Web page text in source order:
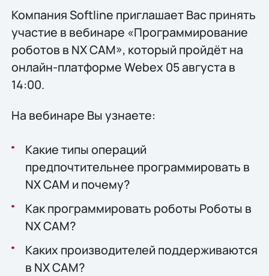
Компания Softline приглашает Вас принять
участие в вебинаре «Программирование
роботов в NX CAM», который пройдёт на
онлайн-платформе Webex 05 августа в
14:00.
На вебинаре Вы узнаете:
Какие типы операций
предпочтительнее программировать в
NX CAM и почему?
Как программировать роботы Роботы в
NX CAM?
Каких производителей поддерживаются
в NX CAM?